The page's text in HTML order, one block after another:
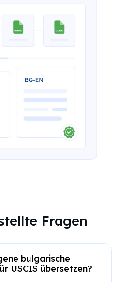
Fragen
bulgarische
USCIS übersetzen?